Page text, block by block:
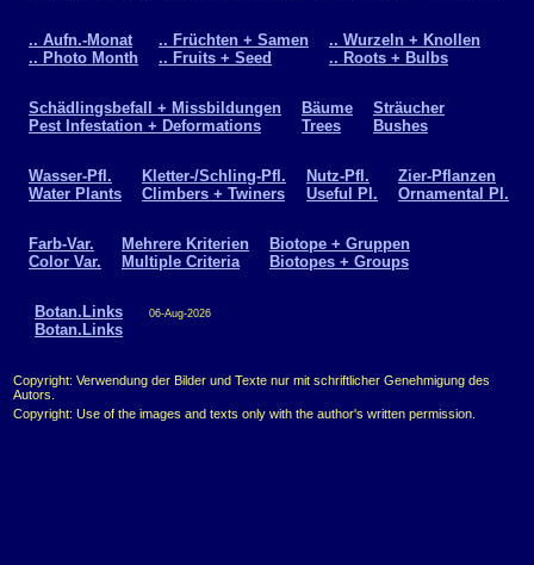
.. Aufn.-Monat
.. Photo Month
.. Früchten + Samen
.. Fruits + Seed
.. Wurzeln + Knollen
.. Roots + Bulbs
Schädlingsbefall + Missbildungen
Pest Infestation + Deformations
Bäume
Trees
Sträucher
Bushes
Wasser-Pfl.
Water Plants
Kletter-/Schling-Pfl.
Climbers + Twiners
Nutz-Pfl.
Useful Pl.
Zier-Pflanzen
Ornamental Pl.
Farb-Var.
Color Var.
Mehrere Kriterien
Multiple Criteria
Biotope + Gruppen
Biotopes + Groups
Botan.Links
Botan.Links
06-Aug-2026
Copyright: Verwendung der Bilder und Texte nur mit schriftlicher Genehmigung des
Autors.
Copyright: Use of the images and texts only with the author's written permission.